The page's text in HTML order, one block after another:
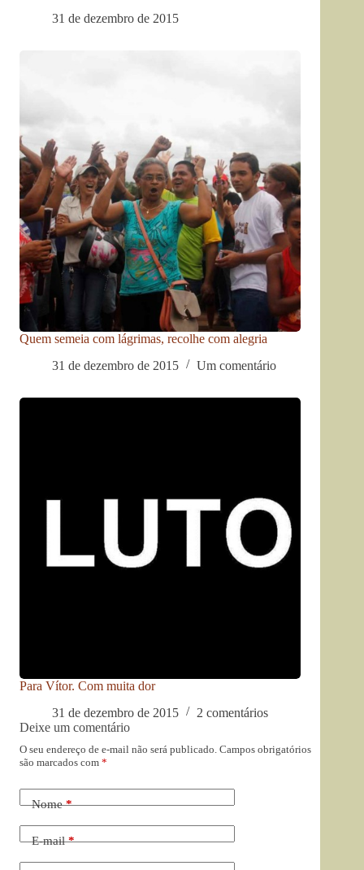
31 de dezembro de 2015
Quem semeia com lágrimas, recolhe com alegria
31 de dezembro de 2015
Um comentário
Para Vítor. Com muita dor
31 de dezembro de 2015
2 comentários
Deixe um comentário
O seu endereço de e-mail não será publicado. Campos obrigatórios
são marcados com *
Nome*
E-mail*